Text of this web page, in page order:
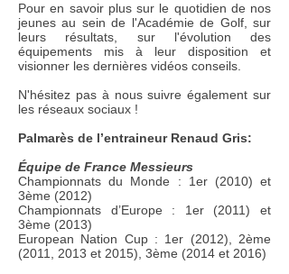
Pour en savoir plus sur le quotidien de nos
jeunes au sein de l'Académie de Golf, sur
leurs résultats, sur l'évolution des
équipements mis à leur disposition et
visionner les dernières vidéos conseils.
N'hésitez pas à nous suivre également sur
les réseaux sociaux !
Palmarès de l’entraineur Renaud Gris:
Équipe de France Messieurs
Championnats du Monde : 1er (2010) et
3ème (2012)
Championnats d’Europe : 1er (2011) et
3ème (2013)
European Nation Cup : 1er (2012), 2ème
(2011, 2013 et 2015), 3ème (2014 et 2016)